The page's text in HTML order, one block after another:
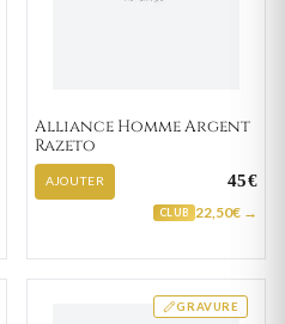
Alliance Homme Argent
Razeto
AJOUTER 45€
CLUB 22,50€ →
GRAVURE